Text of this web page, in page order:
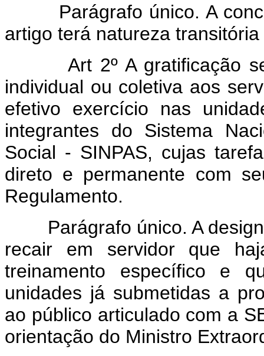
Parágrafo único. A
artigo terá natureza
Art 2º A gratificação
individual ou coletiva aos
efetivo exercício nas
integrantes do Sistema
Social - SINPAS, cujas
direto e permanente com
Regulamento.
Parágrafo único. A
recair em servidor que
treinamento específico e
unidades já submetidas a
ao público articulado com a
orientação do Ministro